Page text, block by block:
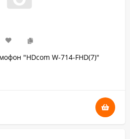
"HDcom W-714-FHD(7)"